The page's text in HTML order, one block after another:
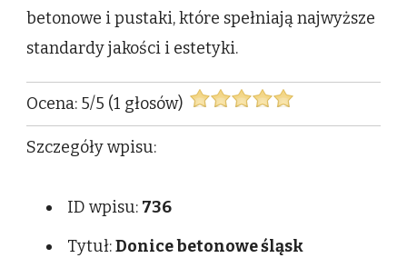
betonowe i pustaki, które spełniają najwyższe
standardy jakości i estetyki.
Ocena: 5/5 (1 głosów)
Szczegóły wpisu:
ID wpisu: 736
Tytuł:Donice betonowe śląsk